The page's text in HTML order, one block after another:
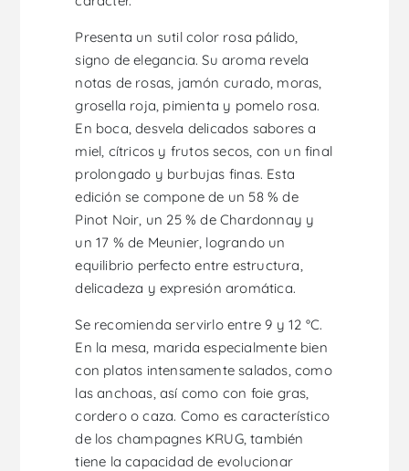
Presenta un sutil color rosa pálido,
signo de elegancia. Su aroma revela
notas de rosas, jamón curado, moras,
grosella roja, pimienta y pomelo rosa.
En boca, desvela delicados sabores a
miel, cítricos y frutos secos, con un final
prolongado y burbujas finas. Esta
edición se compone de un 58 % de
Pinot Noir, un 25 % de Chardonnay y
un 17 % de Meunier, logrando un
equilibrio perfecto entre estructura,
delicadeza y expresión aromática.
Se recomienda servirlo entre 9 y 12 °C.
En la mesa, marida especialmente bien
con platos intensamente salados, como
las anchoas, así como con foie gras,
cordero o caza. Como es característico
de los champagnes KRUG, también
tiene la capacidad de evolucionar